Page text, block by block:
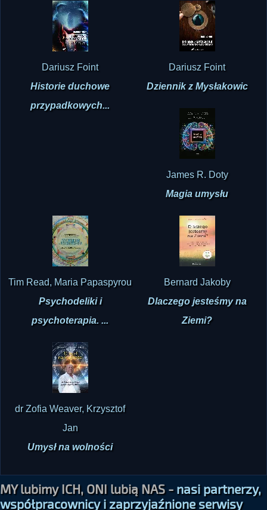
POLECANE KSIĄŻKI
Dziennik z Mysłakowic
Magia umysłu
psychoterapia. ...
Umysł na wolności